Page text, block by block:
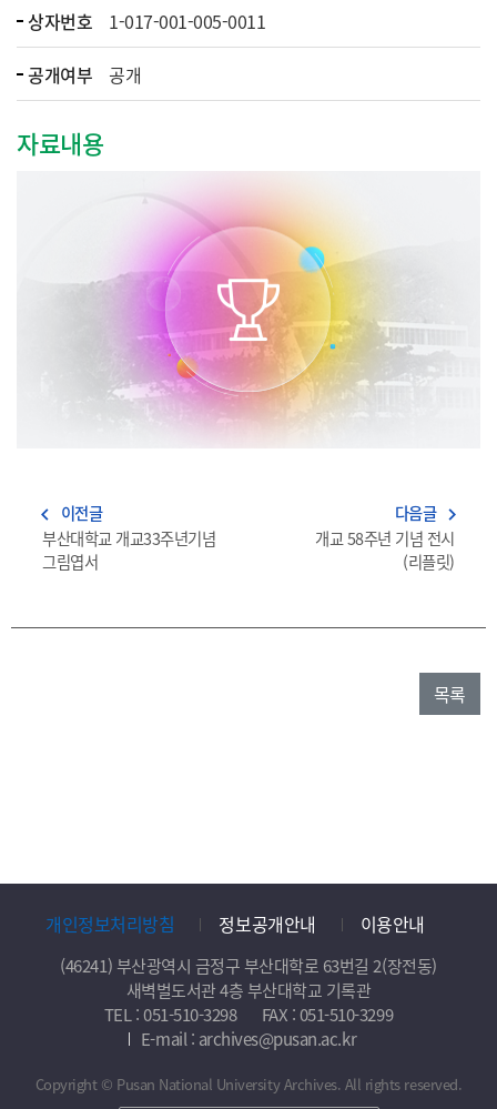
상자번호
1-017-001-005-0011
공개여부
공개
자료내용
navigate_before 이전글
부산대학교 개교33주년기념
그림엽서
다음글 navigate_next
개교 58주년 기념 전시
(리플릿)
목록
개인정보처리방침 정보공개안내 이용안내
(46241) 부산광역시 금정구 부산대학로 63번길 2(장전동)
새벽벌도서관 4층 부산대학교 기록관
TEL : 051-510-3298
FAX : 051-510-3299
E-mail : archives@pusan.ac.kr
Copyright © Pusan National University Archives. All rights reserved.